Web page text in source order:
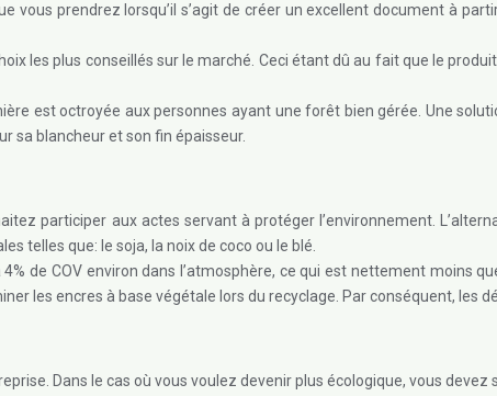
vous prendrez lorsqu’il s’agit de créer un excellent document à
les plus conseillés sur le marché. Ceci étant dû au fait que le
est octroyée aux personnes ayant une forêt bien gérée. Une
sa blancheur et son fin épaisseur.
participer aux actes servant à protéger l’environnement.
telles que: le soja, la noix de coco ou le blé.
de COV environ dans l’atmosphère, ce qui est nettement moins
les encres à base végétale lors du recyclage. Par conséquent, les
Dans le cas où vous voulez devenir plus écologique, vous